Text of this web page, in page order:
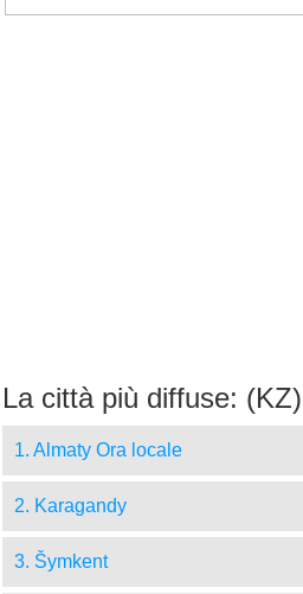
La città più diffuse: (KZ)
1. Almaty Ora locale
2. Karagandy
3. Šymkent